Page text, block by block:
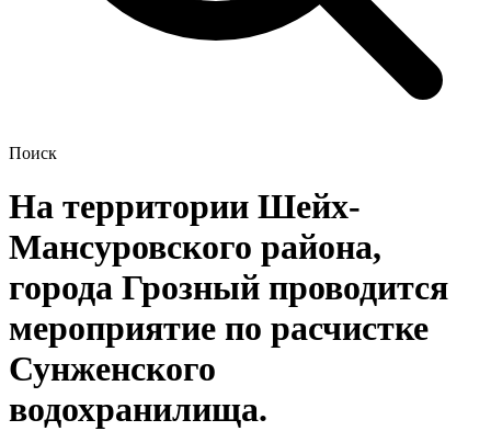
Поиск
На территории Шейх-
Мансуровского района,
города Грозный проводится
мероприятие по расчистке
Сунженского
водохранилища.